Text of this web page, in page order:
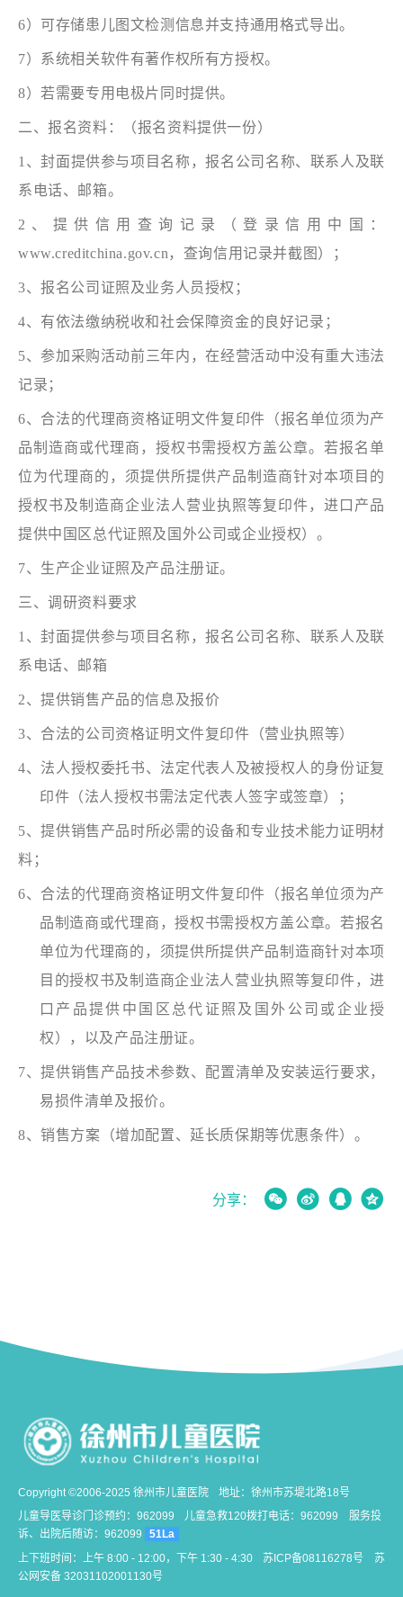
6）可存储患儿图文检测信息并支持通用格式导出。
7）系统相关软件有著作权所有方授权。
8）若需要专用电极片同时提供。
二、报名资料：（报名资料提供一份）
1、封面提供参与项目名称，报名公司名称、联系人及联
系电话、邮箱。
2、提供信用查询记录（登录信用中国：
www.creditchina.gov.cn，查询信用记录并截图）；
3、报名公司证照及业务人员授权；
4、有依法缴纳税收和社会保障资金的良好记录；
5、参加采购活动前三年内，在经营活动中没有重大违法
记录；
6、合法的代理商资格证明文件复印件（报名单位须为产
品制造商或代理商，授权书需授权方盖公章。若报名单
位为代理商的，须提供所提供产品制造商针对本项目的
授权书及制造商企业法人营业执照等复印件，进口产品
提供中国区总代证照及国外公司或企业授权）。
7、生产企业证照及产品注册证。
三、调研资料要求
1、封面提供参与项目名称，报名公司名称、联系人及联
系电话、邮箱
2、提供销售产品的信息及报价
3、合法的公司资格证明文件复印件（营业执照等）
4、法人授权委托书、法定代表人及被授权人的身份证复
印件（法人授权书需法定代表人签字或签章）；
5、提供销售产品时所必需的设备和专业技术能力证明材
料；
6、合法的代理商资格证明文件复印件（报名单位须为产
品制造商或代理商，授权书需授权方盖公章。若报名
单位为代理商的，须提供所提供产品制造商针对本项
目的授权书及制造商企业法人营业执照等复印件，进
口产品提供中国区总代证照及国外公司或企业授
权），以及产品注册证。
7、提供销售产品技术参数、配置清单及安装运行要求，
易损件清单及报价。
8、销售方案（增加配置、延长质保期等优惠条件）。
分享：    
Copyright ©2006-2025 徐州市儿童医院
地址：徐州市苏堤北路18号
儿童导医导诊门诊预约：962099
儿童急救120拨打电话：962099
服务投
诉、出院后随访：962099
51La
上下班时间：上午 8:00 - 12:00，下午 1:30 - 4:30
苏ICP备08116278号
苏
公网安备 32031102001130号